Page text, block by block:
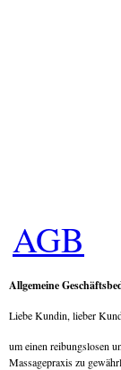
AGB
Allgemeine
Liebe Kundin, lieber
um einen reibungslosen
Massagepraxis zu